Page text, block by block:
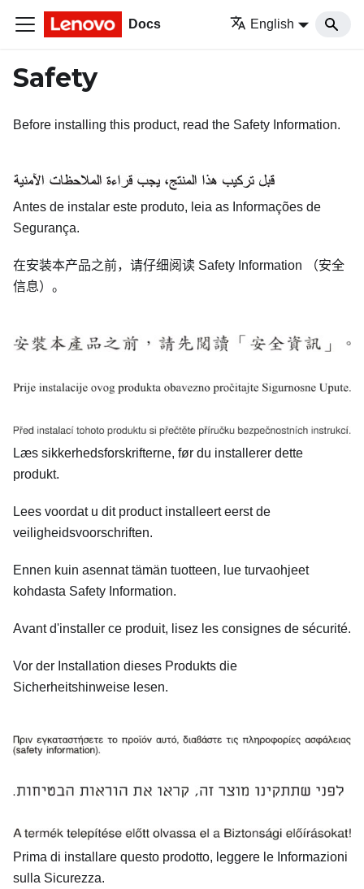
Docs English
Safety
Before installing this product, read the Safety Information.
Antes de instalar este produto, leia as Informações de
Segurança.
在安装本产品之前，请仔细阅读 Safety Information （安全
信息）。
Læs sikkerhedsforskrifterne, før du installerer dette
produkt.
Lees voordat u dit product installeert eerst de
veiligheidsvoorschriften.
Ennen kuin asennat tämän tuotteen, lue turvaohjeet
kohdasta Safety Information.
Avant d'installer ce produit, lisez les consignes de sécurité.
Vor der Installation dieses Produkts die
Sicherheitshinweise lesen.
Prima di installare questo prodotto, leggere le Informazioni
sulla Sicurezza.